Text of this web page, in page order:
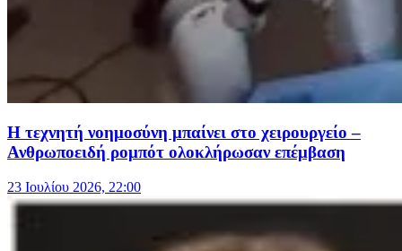
Η τεχνητή νοημοσύνη μπαίνει στο χειρουργείο –
Ανθρωποειδή ρομπότ ολοκλήρωσαν επέμβαση
23 Ιουλίου 2026, 22:00